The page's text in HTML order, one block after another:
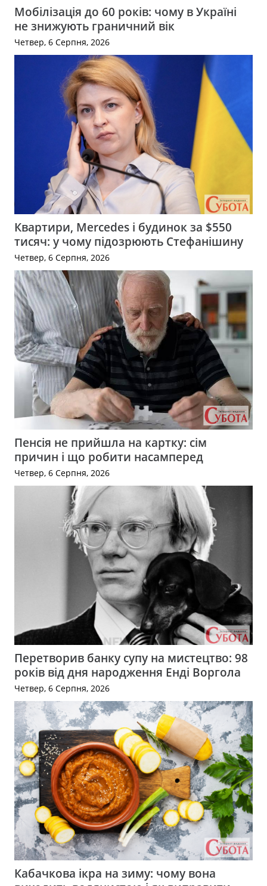
Мобілізація до 60 років: чому в Україні
не знижують граничний вік
Четвер, 6 Серпня, 2026
Квартири, Mercedes і будинок за $550
тисяч: у чому підозрюють Стефанішину
Четвер, 6 Серпня, 2026
Пенсія не прийшла на картку: сім
причин і що робити насамперед
Четвер, 6 Серпня, 2026
Перетворив банку супу на мистецтво: 98
років від дня народження Енді Воргола
Четвер, 6 Серпня, 2026
Кабачкова ікра на зиму: чому вона